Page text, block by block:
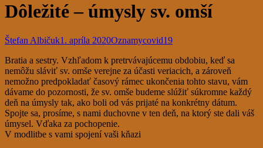
Dôležité – úmysly sv. omší
Štefan Albičuk1. apríla 2020Oznamycovid19
Bratia a sestry. Vzhľadom k pretrvávajúcemu obdobiu, keď sa
nemôžu sláviť sv. omše verejne za účasti veriacich, a zároveň
nemožno predpokladať časový rámec ukončenia tohto stavu, vám
dávame do pozornosti, že sv. omše budeme slúžiť súkromne každý
deň na úmysly tak, ako boli od vás prijaté na konkrétny dátum.
Spojte sa, prosíme, s nami duchovne v ten deň, na ktorý ste dali váš
úmysel. Vďaka za pochopenie.
V modlitbe s vami spojení vaši kňazi